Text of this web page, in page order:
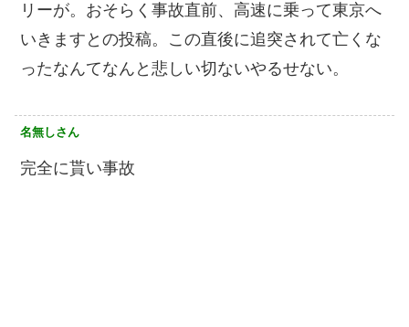
リーが。おそらく事故直前、高速に乗って東京へ
いきますとの投稿。この直後に追突されて亡くな
ったなんてなんと悲しい切ないやるせない。
名無しさん
完全に貰い事故